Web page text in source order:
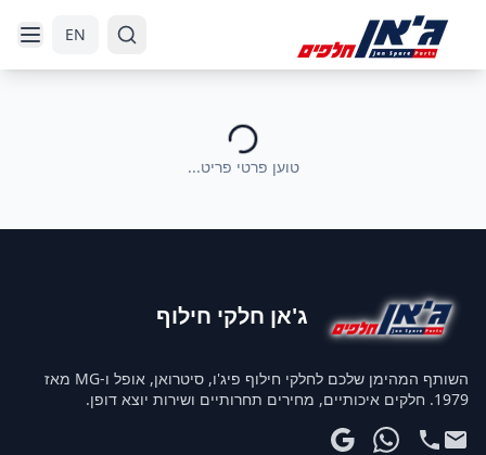
EN
טוען פרטי פריט...
ג'אן חלקי חילוף
השותף המהימן שלכם לחלקי חילוף פיג'ו, סיטרואן, אופל ו-MG מאז
1979. חלקים איכותיים, מחירים תחרותיים ושירות יוצא דופן.